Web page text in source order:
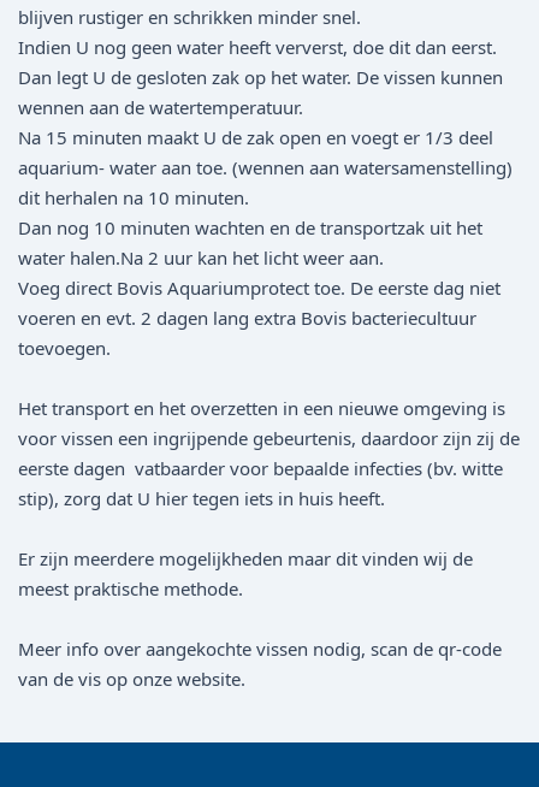
blijven rustiger en schrikken minder snel.
Indien U nog geen water heeft ververst, doe dit dan eerst.
Dan legt U de gesloten zak op het water. De vissen kunnen
wennen aan de watertemperatuur.
Na 15 minuten maakt U de zak open en voegt er 1/3 deel
aquarium- water aan toe. (wennen aan watersamenstelling)
dit herhalen na 10 minuten.
Dan nog 10 minuten wachten en de transportzak uit het
water halen.Na 2 uur kan het licht weer aan.
Voeg direct Bovis Aquariumprotect toe. De eerste dag niet
voeren en evt. 2 dagen lang extra Bovis bacteriecultuur
toevoegen.
Het transport en het overzetten in een nieuwe omgeving is
voor vissen een ingrijpende gebeurtenis, daardoor zijn zij de
eerste dagen vatbaarder voor bepaalde infecties (bv. witte
stip), zorg dat U hier tegen iets in huis heeft.
Er zijn meerdere mogelijkheden maar dit vinden wij de
meest praktische methode.
Meer info over aangekochte vissen nodig, scan de qr-code
van de vis op onze website.